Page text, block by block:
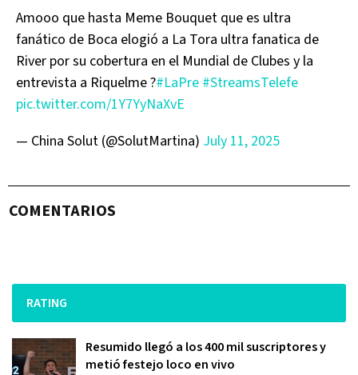
Amooo que hasta Meme Bouquet que es ultra
fanático de Boca elogió a La Tora ultra fanatica de
River por su cobertura en el Mundial de Clubes y la
entrevista a Riquelme ?#LaPre #StreamsTelefe
pic.twitter.com/1Y7YyNaXvE
— China Solut (@SolutMartina) July 11, 2025
COMENTARIOS
RATING
Resumido llegó a los 400 mil suscriptores y
metió festejo loco en vivo